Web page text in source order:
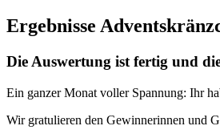
Ergebnisse
Die Auswertung ist fertig und
Ein ganzer Monat voller Spannung: Ihr
Wir gratulieren den Gewinnerinnen und